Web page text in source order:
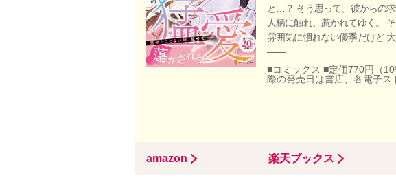
と…？ そう思って、彼からの
人柄に触れ、惹かれてゆく。
雰囲気に慣れない優季だけど
――
■コミックス ■定価770円（
際の発売日は書店、各電子ス
amazon 楽天ブックス